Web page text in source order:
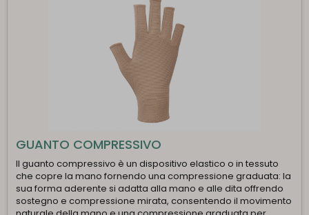
GUANTO COMPRESSIVO
Il guanto compressivo è un dispositivo elastico o in tessuto
che copre la mano fornendo una compressione graduata: la
sua forma aderente si adatta alla mano e alle dita offrendo
sostegno e compressione mirata, consentendo il movimento